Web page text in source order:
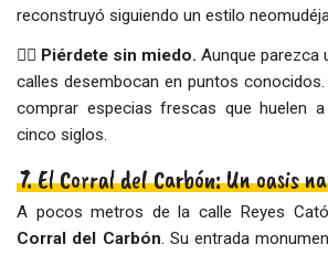
reconstruyó siguiendo un estilo
👉🏻 Piérdete sin miedo. Aunque parezca
calles desembocan en puntos
comprar especias frescas que huelen
cinco siglos.
7. El Corral del Carbón: Un oasis
A pocos metros de la calle Reyes
Corral del Carbón. Su entrada